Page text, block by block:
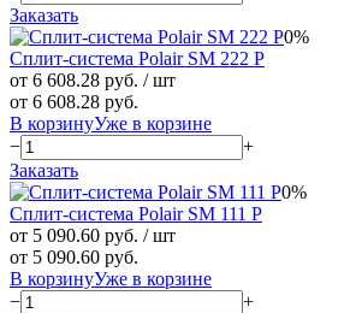
Заказать
0%
Сплит-система Polair SM 222 P
от 6 608.28 руб. / шт
от 6 608.28 руб.
В корзинуУже в корзине
−
+
Заказать
0%
Сплит-система Polair SM 111 P
от 5 090.60 руб. / шт
от 5 090.60 руб.
В корзинуУже в корзине
−
+